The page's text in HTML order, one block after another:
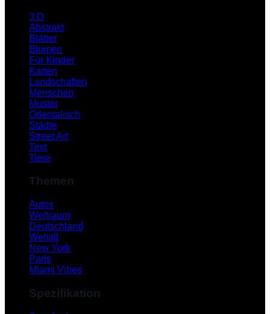
3 D
Abstrakt
Blätter
Blumen
Für Kinder
Karten
Landschaften
Menschen
Muster
Orientalisch
Städte
Street Art
Text
Tiere
Themen
Autos
Weltraum
Deutschland
Weltall
New York
Paris
Miami Vibes
Spezifikation